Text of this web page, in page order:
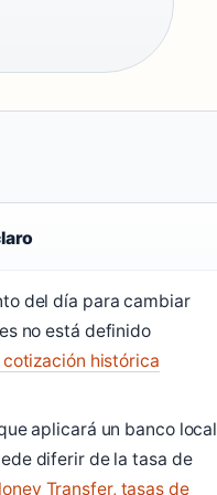
del día para cambiar
no está definido
histórica
aplicará un banco local
diferir de la tasa de
Transfer, tasas de